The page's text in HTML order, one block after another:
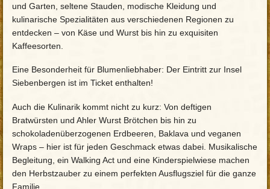
und Garten, seltene Stauden, modische Kleidung und
kulinarische Spezialitäten aus verschiedenen Regionen zu
entdecken – von Käse und Wurst bis hin zu exquisiten
Kaffeesorten.
Eine Besonderheit für Blumenliebhaber: Der Eintritt zur Insel
Siebenbergen ist im Ticket enthalten!
Auch die Kulinarik kommt nicht zu kurz: Von deftigen
Bratwürsten und Ahler Wurst Brötchen bis hin zu
schokoladenüberzogenen Erdbeeren, Baklava und veganen
Wraps – hier ist für jeden Geschmack etwas dabei. Musikalische
Begleitung, ein Walking Act und eine Kinderspielwiese machen
den Herbstzauber zu einem perfekten Ausflugsziel für die ganze
Familie.